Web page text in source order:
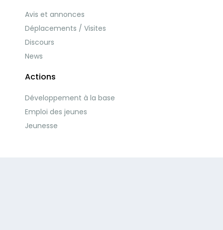
Avis et annonces
Déplacements / Visites
Discours
News
Actions
Développement à la base
Emploi des jeunes
Jeunesse